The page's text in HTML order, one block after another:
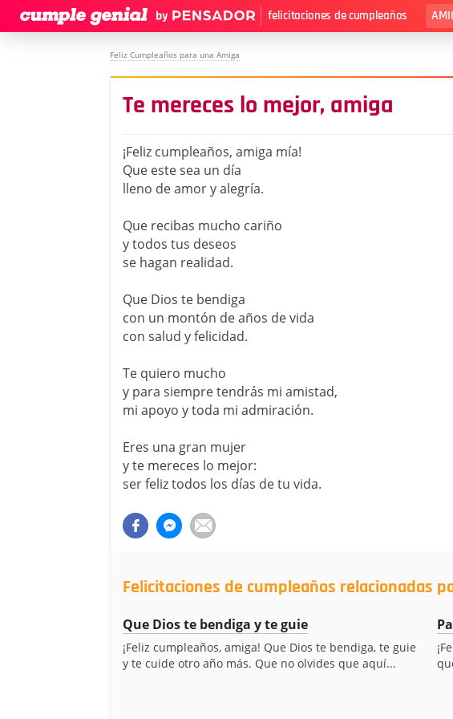
felicitaciones de cumpleaños
Feliz Cumpleaños para una Amiga
Te mereces lo mejor, amiga
¡Feliz cumpleaños, amiga mía!
Que este sea un día
lleno de amor y alegría.
Que recibas mucho cariño
y todos tus deseos
se hagan realidad.
Que Dios te bendiga
con un montón de años de vida
con salud y felicidad.
Te quiero mucho
y para siempre tendrás mi amistad,
mi apoyo y toda mi admiración.
Eres una gran mujer
y te mereces lo mejor:
ser feliz todos los días de tu vida.
Felicitaciones de cumpleaños relacionadas
Que Dios te bendiga y te guie
¡Feliz cumpleaños, amiga! Que Dios te bendiga, te guie
y te cuide otro año más. Que no olvides que aquí...